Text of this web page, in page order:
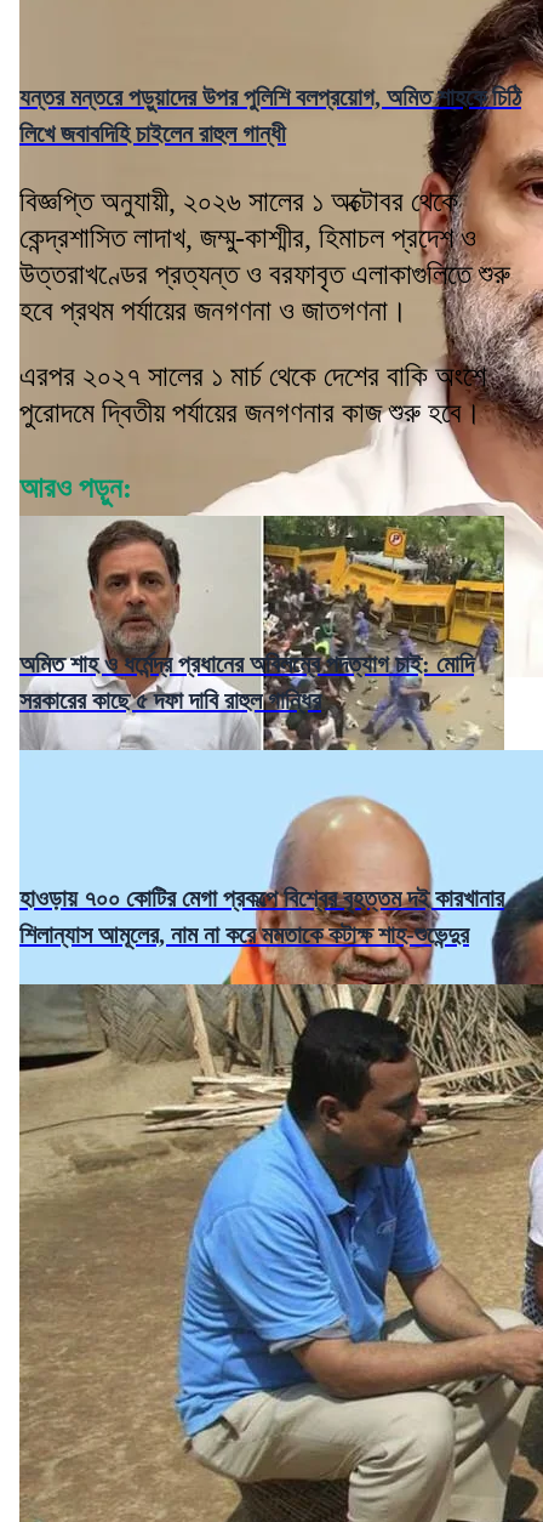
যন্তর মন্তরে পড়ুয়াদের উপর পুলিশি বলপ্রয়োগ, অমিত শাহকে চিঠি
লিখে জবাবদিহি চাইলেন রাহুল গান্ধী
বিজ্ঞপ্তি অনুযায়ী, ২০২৬ সালের ১ অক্টোবর থেকে
কেন্দ্রশাসিত লাদাখ, জম্মু-কাশ্মীর, হিমাচল প্রদেশ ও
উত্তরাখণ্ডের প্রত্যন্ত ও বরফাবৃত এলাকাগুলিতে শুরু
হবে প্রথম পর্যায়ের জনগণনা ও জাতগণনা।
এরপর ২০২৭ সালের ১ মার্চ থেকে দেশের বাকি অংশে
পুরোদমে দ্বিতীয় পর্যায়ের জনগণনার কাজ শুরু হবে।
আরও পড়ুন:
অমিত শাহ ও ধর্মেন্দ্র প্রধানের অবিলম্বে পদত্যাগ চাই: মোদি
সরকারের কাছে ৫ দফা দাবি রাহুল গান্ধির
হাওড়ায় ৭০০ কোটির মেগা প্রকল্পে বিশ্বের বৃহত্তম দই কারখানার
শিলান্যাস আমূলের, নাম না করে মমতাকে কটাক্ষ শাহ-শুভেন্দুর